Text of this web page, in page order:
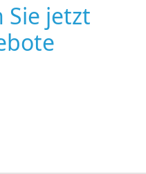
Sie jetzt